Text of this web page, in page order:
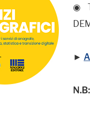
◉
►
N.B: